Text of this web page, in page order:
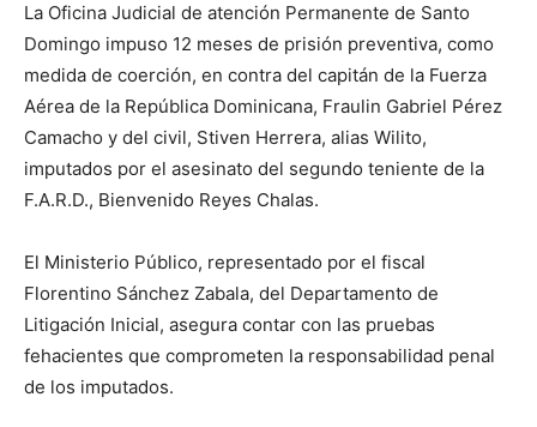
La Oficina Judicial de atención Permanente de Santo
Domingo impuso 12 meses de prisión preventiva, como
medida de coerción, en contra del capitán de la Fuerza
Aérea de la República Dominicana, Fraulin Gabriel Pérez
Camacho y del civil, Stiven Herrera, alias Wilito,
imputados por el asesinato del segundo teniente de la
F.A.R.D., Bienvenido Reyes Chalas.
El Ministerio Público, representado por el fiscal
Florentino Sánchez Zabala, del Departamento de
Litigación Inicial, asegura contar con las pruebas
fehacientes que comprometen la responsabilidad penal
de los imputados.